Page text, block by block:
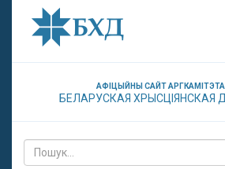
АФІЦЫЙНЫ САЙТ АРГКАМІТЭТА
БЕЛАРУСКАЯ ХРЫСЦІЯНСКАЯ